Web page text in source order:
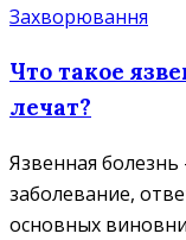
Захворювання
Что такое
лечат?
Язвенная
заболевание,
основных